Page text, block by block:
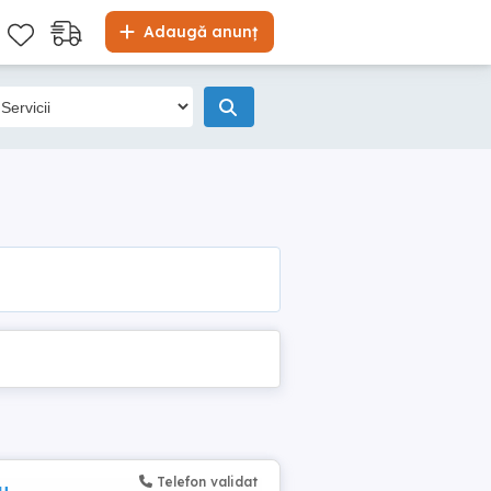
Adaugă anunț
Telefon validat